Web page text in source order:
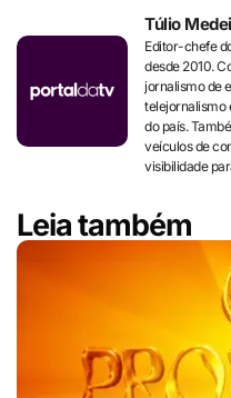
Túlio
Editor-chefe
desde 2010.
jornalismo de
telejornalismo
do país.
veículos de
visibilidade
Leia também